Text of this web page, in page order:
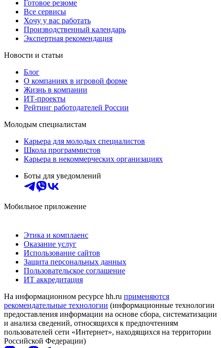
Готовое резюме
Все сервисы
Хочу у вас работать
Производственный календарь
Экспертная рекомендация
Новости и статьи
Блог
О компаниях в игровой форме
Жизнь в компании
ИТ-проекты
Рейтинг работодателей России
Молодым специалистам
Карьера для молодых специалистов
Школа программистов
Карьера в некоммерческих организациях
Боты для уведомлений
Мобильное приложение
Этика и комплаенс
Оказание услуг
Использование сайтов
Защита персональных данных
Пользовательское соглашение
ИТ аккредитация
На информационном ресурсе hh.ru применяются
рекомендательные технологии (информационные технологии
предоставления информации на основе сбора, систематизации
и анализа сведений, относящихся к предпочтениям
пользователей сети «Интернет», находящихся на территории
Российской Федерации)